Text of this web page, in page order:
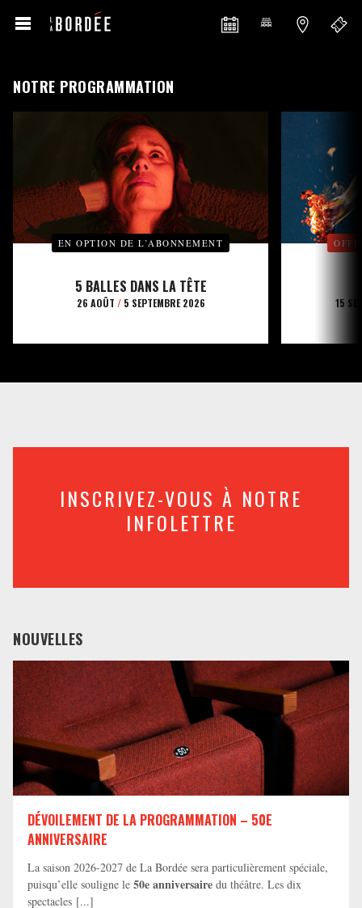
NOTRE PROGRAMMATION
EN OPTION DE L’ABONNEMENT
5 BALLES DANS LA TÊTE
26 AOÛT /5 SEPTEMBRE 2026 15
INSCRIVEZ-VOUS À NOTRE
INFOLETTRE
NOUVELLES
DÉVOILEMENT DE LA PROGRAMMATION – 50E
ANNIVERSAIRE
La saison 2026-2027 de La Bordée sera particulièrement spéciale,
puisqu’elle souligne le 50e anniversaire du théâtre. Les dix
spectacles [...]